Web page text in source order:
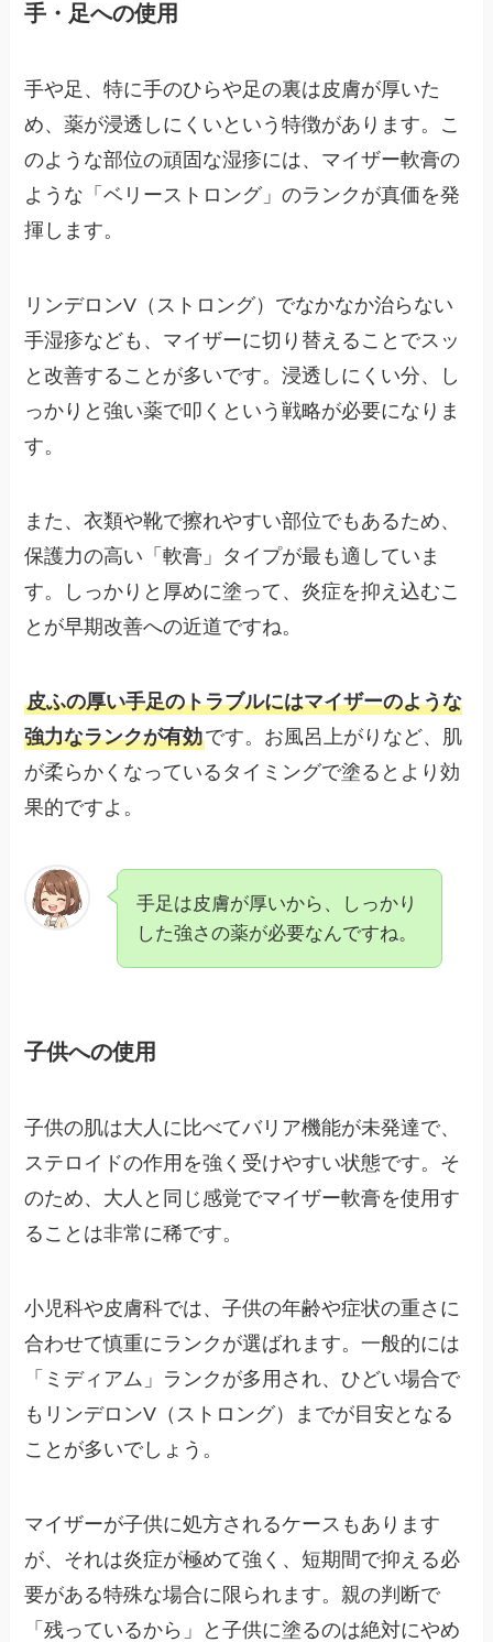
手・足への使用
手や足、特に手のひらや足の裏は皮膚が厚いた
め、薬が浸透しにくいという特徴があります。こ
のような部位の頑固な湿疹には、マイザー軟膏の
ような「ベリーストロング」のランクが真価を発
揮します。
リンデロンV（ストロング）でなかなか治らない
手湿疹なども、マイザーに切り替えることでスッ
と改善することが多いです。浸透しにくい分、し
っかりと強い薬で叩くという戦略が必要になりま
す。
また、衣類や靴で擦れやすい部位でもあるため、
保護力の高い「軟膏」タイプが最も適していま
す。しっかりと厚めに塗って、炎症を抑え込むこ
とが早期改善への近道ですね。
皮ふの厚い手足のトラブルにはマイザーのような
強力なランクが有効です。お風呂上がりなど、肌
が柔らかくなっているタイミングで塗るとより効
果的ですよ。
手足は皮膚が厚いから、しっかり
した強さの薬が必要なんですね。
子供への使用
子供の肌は大人に比べてバリア機能が未発達で、
ステロイドの作用を強く受けやすい状態です。そ
のため、大人と同じ感覚でマイザー軟膏を使用す
ることは非常に稀です。
小児科や皮膚科では、子供の年齢や症状の重さに
合わせて慎重にランクが選ばれます。一般的には
「ミディアム」ランクが多用され、ひどい場合で
もリンデロンV（ストロング）までが目安となる
ことが多いでしょう。
マイザーが子供に処方されるケースもあります
が、それは炎症が極めて強く、短期間で抑える必
要がある特殊な場合に限られます。親の判断で
「残っているから」と子供に塗るのは絶対にやめ